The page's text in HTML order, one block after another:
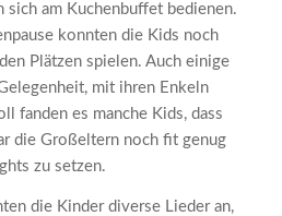
sich am Kuchenbuffet bedienen.
konnten die Kids noch
Plätzen spielen. Auch einige
mit ihren Enkeln
fanden es manche Kids, dass
die Großeltern noch fit genug
zu setzen.
die Kinder diverse Lieder an,